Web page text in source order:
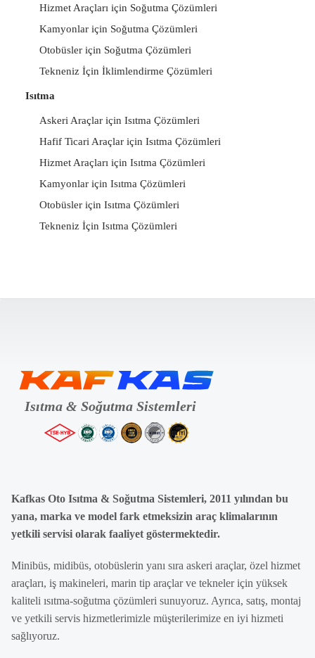
Hizmet Araçları için Soğutma Çözümleri
Kamyonlar için Soğutma Çözümleri
Otobüsler için Soğutma Çözümleri
Tekneniz İçin İklimlendirme Çözümleri
Isıtma
Askeri Araçlar için Isıtma Çözümleri
Hafif Ticari Araçlar için Isıtma Çözümleri
Hizmet Araçları için Isıtma Çözümleri
Kamyonlar için Isıtma Çözümleri
Otobüsler için Isıtma Çözümleri
Tekneniz İçin Isıtma Çözümleri
Kafkas Oto Isıtma & Soğutma Sistemleri, 2011 yılından bu
yana, marka ve model fark etmeksizin araç klimalarının
yetkili servisi olarak faaliyet göstermektedir.
Minibüs, midibüs, otobüslerin yanı sıra askeri araçlar, özel hizmet
araçları, iş makineleri, marin tip araçlar ve tekneler için yüksek
kaliteli ısıtma-soğutma çözümleri sunuyoruz. Ayrıca, satış, montaj
ve yetkili servis hizmetlerimizle müşterilerimize en iyi hizmeti
sağlıyoruz.